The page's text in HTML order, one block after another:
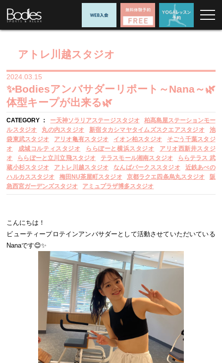
アトレ川越スタジオ
2024.03.15
✨Bodiesアンバサダーリポート～Nana～🌿
体型キープが出来る🌿
CATEGORY ： ー天神ソラリアステージスタジオ
柏髙島屋ステーションモー
ルスタジオ
丸の内スタジオ 新宿タカシマヤタイムズスクエアスタジオ
池
袋東武スタジオ
アリオ亀有スタジオ イオン柏スタジオ
そごう千葉スタジ
オ
成城コルティスタジオ ららぽーと横浜スタジオ
アリオ西新井スタジ
オ
ららぽーと立川立飛スタジオ テラスモール湘南スタジオ
ららテラス 武
蔵小杉スタジオ
アトレ川越スタジオ なんばパークススタジオ
近鉄あべの
ハルカススタジオ
梅田NU茶屋町スタジオ 京都ラクエ四条烏丸スタジオ
阪
急西宮ガーデンズスタジオ
アミュプラザ博多スタジオ
こんにちは！
ビューティープロテインアンバサダーとして活動させていただいている
Nanaです😊✨